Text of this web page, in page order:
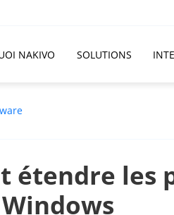
NAKIVO SOLUTIONS
étendre les